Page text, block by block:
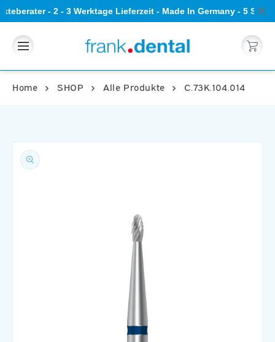
- 2 - 3 Werktage Lieferzeit - Made In Germany - 5
Direkt
zum
Warenkorb
Home SHOP Alle Produkte C.73K.104.014